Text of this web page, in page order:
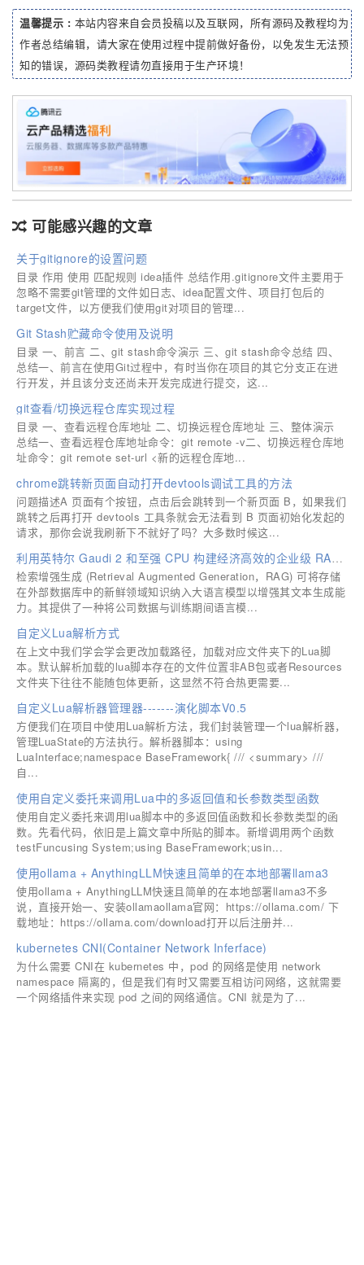
温馨提示 : 本站内容来自会员投稿以及互联网，所有源码及教程均为
作者总结编辑，请大家在使用过程中提前做好备份，以免发生无法预
知的错误，源码类教程请勿直接用于生产环境！
可能感兴趣的文章
关于gitignore的设置问题
目录 作用 使用 匹配规则 idea插件 总结作用.gitignore文件主要用于
忽略不需要git管理的文件如日志、idea配置文件、项目打包后的
target文件，以方便我们使用git对项目的管理...
Git Stash贮藏命令使用及说明
目录 一、前言 二、git stash命令演示 三、git stash命令总结 四、
总结一、前言在使用Git过程中，有时当你在项目的其它分支正在进
行开发，并且该分支还尚未开发完成进行提交，这...
git查看/切换远程仓库实现过程
目录 一、查看远程仓库地址 二、切换远程仓库地址 三、整体演示
总结一、查看远程仓库地址命令：git remote -v二、切换远程仓库地
址命令：git remote set-url <新的远程仓库地...
chrome跳转新页面自动打开devtools调试工具的方法
问题描述A 页面有个按钮，点击后会跳转到一个新页面 B，如果我们
跳转之后再打开 devtools 工具条就会无法看到 B 页面初始化发起的
请求，那你会说我刷新下不就好了吗？大多数时候这...
利用英特尔 Gaudi 2 和至强 CPU 构建经济高效的企业级 RAG 应用
检索增强生成 (Retrieval Augmented Generation，RAG) 可将存储
在外部数据库中的新鲜领域知识纳入大语言模型以增强其文本生成能
力。其提供了一种将公司数据与训练期间语言模...
自定义Lua解析方式
在上文中我们学会学会更改加载路径，加载对应文件夹下的Lua脚
本。默认解析加载的lua脚本存在的文件位置非AB包或者Resources
文件夹下往往不能随包体更新，这显然不符合热更需要...
自定义Lua解析器管理器-------演化脚本V0.5
方便我们在项目中使用Lua解析方法，我们封装管理一个lua解析器，
管理LuaState的方法执行。解析器脚本：using
LuaInterface;namespace BaseFramework{ /// <summary> ///
自...
使用自定义委托来调用Lua中的多返回值和长参数类型函数
使用自定义委托来调用lua脚本中的多返回值函数和长参数类型的函
数。先看代码，依旧是上篇文章中所贴的脚本。新增调用两个函数
testFuncusing System;using BaseFramework;usin...
使用ollama + AnythingLLM快速且简单的在本地部署llama3
使用ollama + AnythingLLM快速且简单的在本地部署llama3不多
说，直接开始一、安装ollamaollama官网：https://ollama.com/ 下
载地址：https://ollama.com/download打开以后注册并...
kubernetes CNI(Container Network Inferface)
为什么需要 CNI在 kubernetes 中，pod 的网络是使用 network
namespace 隔离的，但是我们有时又需要互相访问网络，这就需要
一个网络插件来实现 pod 之间的网络通信。CNI 就是为了...